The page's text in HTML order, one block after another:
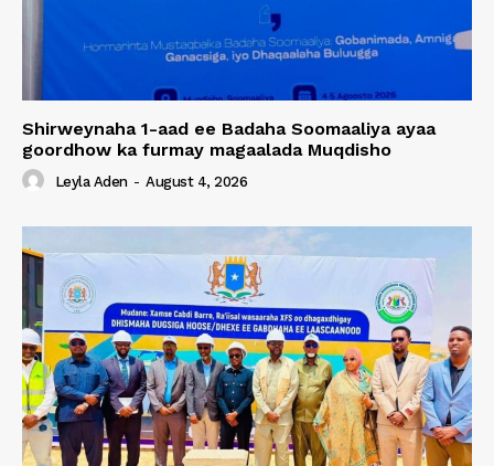
Shirweynaha 1-aad ee Badaha Soomaaliya ayaa
goordhow ka furmay magaalada Muqdisho
Leyla Aden - August 4, 2026